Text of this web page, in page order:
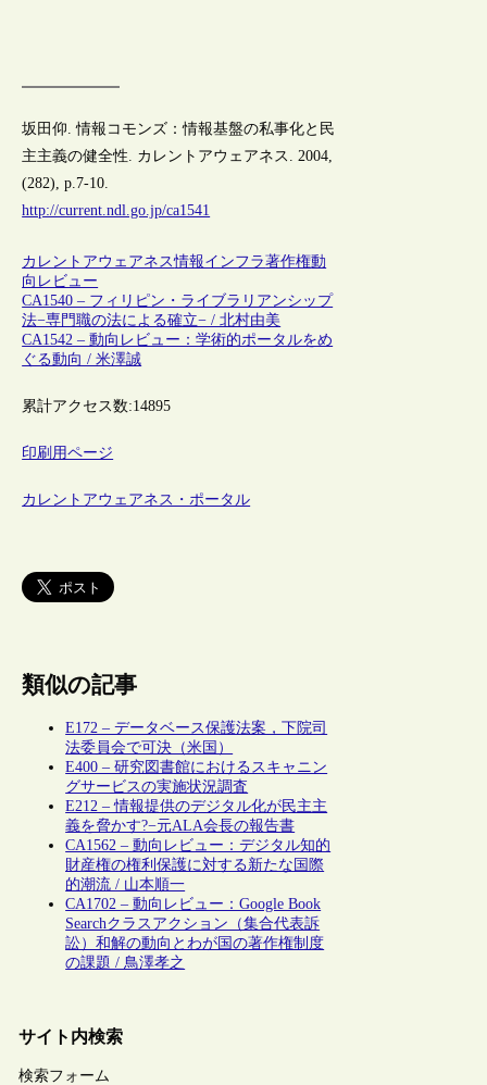
坂田仰. 情報コモンズ：情報基盤の私事化と民
主主義の健全性. カレントアウェアネス. 2004,
(282), p.7-10.
http://current.ndl.go.jp/ca1541
カレントアウェアネス情報インフラ著作権動
向レビュー
CA1540 – フィリピン・ライブラリアンシップ
法−専門職の法による確立− / 北村由美
CA1542 – 動向レビュー：学術的ポータルをめ
ぐる動向 / 米澤誠
累計アクセス数:14895
印刷用ページ
カレントアウェアネス・ポータル
類似の記事
E172 – データベース保護法案，下院司
法委員会で可決（米国）
E400 – 研究図書館におけるスキャニン
グサービスの実施状況調査
E212 – 情報提供のデジタル化が民主主
義を脅かす?−元ALA会長の報告書
CA1562 – 動向レビュー：デジタル知的
財産権の権利保護に対する新たな国際
的潮流 / 山本順一
CA1702 – 動向レビュー：Google Book
Searchクラスアクション（集合代表訴
訟）和解の動向とわが国の著作権制度
の課題 / 鳥澤孝之
サイト内検索
検索フォーム